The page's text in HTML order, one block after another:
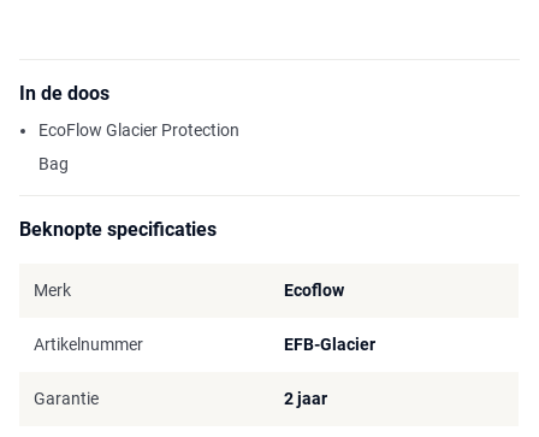
In de doos
EcoFlow Glacier Protection
Bag
Beknopte specificaties
Merk Ecoflow
Artikelnummer EFB-Glacier
Garantie 2 jaar